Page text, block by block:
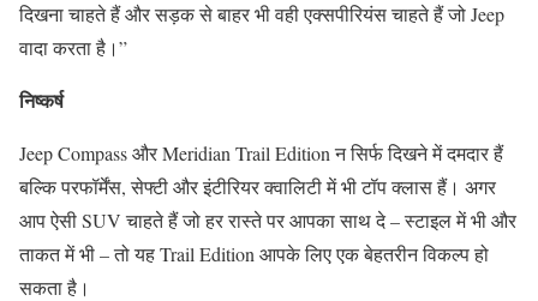
दिखना चाहते हैं और सड़क से बाहर भी वही एक्सपीरियंस चाहते हैं जो Jeep
वादा करता है।”
निष्कर्ष
Jeep Compass और Meridian Trail Edition न सिर्फ दिखने में दमदार हैं
बल्कि परफॉर्मेंस, सेफ्टी और इंटीरियर क्वालिटी में भी टॉप क्लास हैं। अगर
आप ऐसी SUV चाहते हैं जो हर रास्ते पर आपका साथ दे – स्टाइल में भी और
ताकत में भी – तो यह Trail Edition आपके लिए एक बेहतरीन विकल्प हो
सकता है।